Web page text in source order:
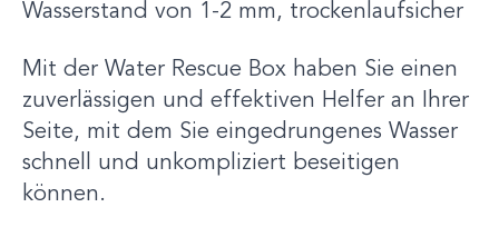
Wasserstand von 1-2 mm, trockenlaufsicher
Mit der Water Rescue Box haben Sie einen
zuverlässigen und effektiven Helfer an Ihrer
Seite, mit dem Sie eingedrungenes Wasser
schnell und unkompliziert beseitigen
können.